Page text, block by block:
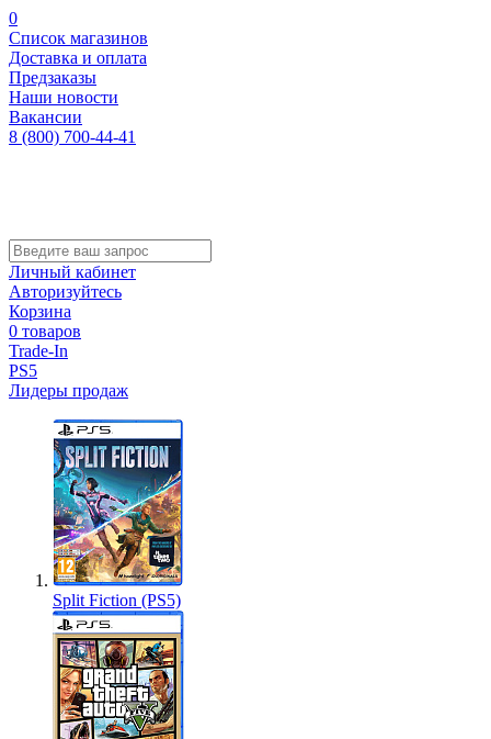
0
Список магазинов
Доставка и оплата
Предзаказы
Наши новости
Вакансии
8 (800) 700-44-41
Личный кабинет
Авторизуйтесь
Корзина
0 товаров
Trade-In
PS5
Лидеры продаж
Split Fiction (PS5)